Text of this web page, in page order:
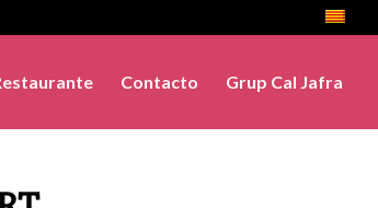
Contacto Grup Cal Jafra